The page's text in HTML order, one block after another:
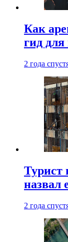
Как
гид
2 года
Турист
назвал
2 года